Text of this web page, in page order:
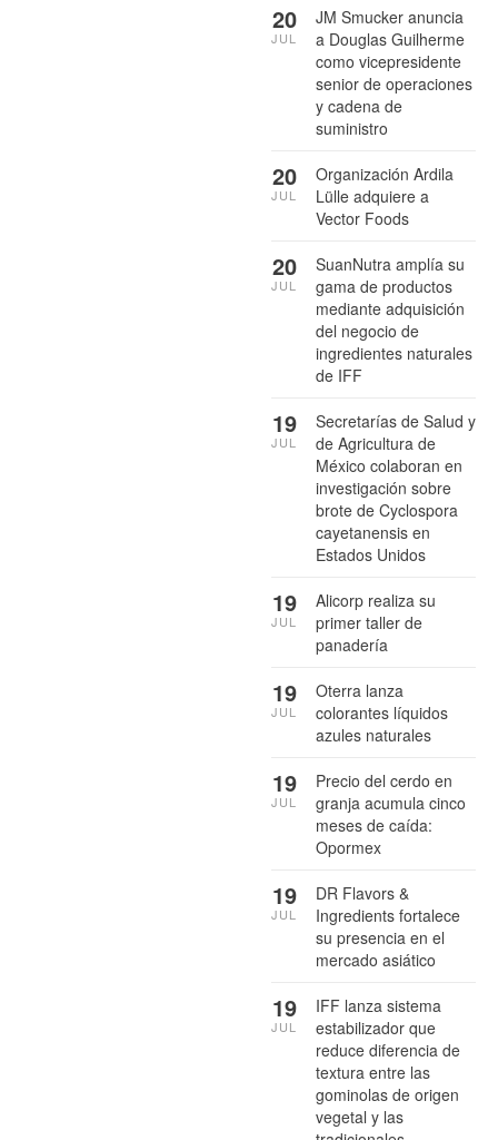
JM Smucker anuncia
a Douglas Guilherme
como vicepresidente
senior de operaciones
y cadena de
suministro
20
JUL
Organización Ardila
Lülle adquiere a
Vector Foods
20
JUL
SuanNutra amplía su
gama de productos
mediante adquisición
del negocio de
ingredientes naturales
de IFF
20
JUL
Secretarías de Salud y
de Agricultura de
México colaboran en
investigación sobre
brote de Cyclospora
cayetanensis en
Estados Unidos
19
JUL
Alicorp realiza su
primer taller de
panadería
19
JUL
Oterra lanza
colorantes líquidos
azules naturales
19
JUL
Precio del cerdo en
granja acumula cinco
meses de caída:
Opormex
19
JUL
DR Flavors &
Ingredients fortalece
su presencia en el
mercado asiático
19
JUL
IFF lanza sistema
estabilizador que
reduce diferencia de
textura entre las
gominolas de origen
vegetal y las
19
JUL